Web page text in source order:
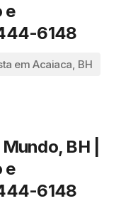
e
6148
em Acaiaca, BH
BH |
e
6148